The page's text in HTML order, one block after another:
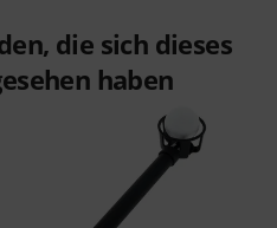
die sich dieses
haben